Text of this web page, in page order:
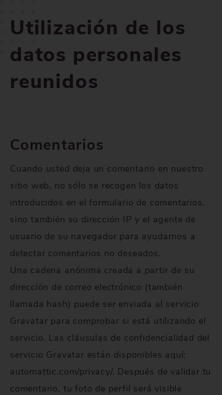
Utilización de los
datos personales
reunidos
Comentarios
Cuando usted deja un comentario en nuestro
sitio web, no sólo se recogen los datos
introducidos en el formulario de comentarios,
sino también su dirección IP y el agente de
usuario de su navegador para ayudarnos a
detectar comentarios no deseados.
Una cadena anónima creada a partir de su
dirección de correo electrónico (también
llamada hash) puede ser enviada al servicio
Gravatar para comprobar si está utilizando el
servicio. Las cláusulas de confidencialidad del
servicio Gravatar están disponibles aquí:
automattic.com/privacy/. Después de validar tu
comentario, tu foto de perfil será visible